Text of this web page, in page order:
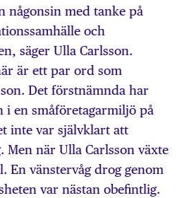
någonsin med tanke på
och
säger Ulla Carlsson.
är ett par ord som
Det förstnämnda har
i en småföretagarmiljö på
inte var självklart att
när Ulla Carlsson växte
En vänstervåg drog genom
var nästan obefintlig.